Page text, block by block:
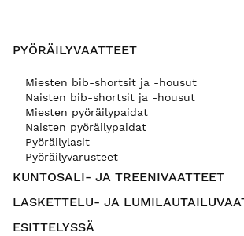
PYÖRÄILYVAATTEET
Miesten bib-shortsit ja -housut
Naisten bib-shortsit ja -housut
Miesten pyöräilypaidat
Naisten pyöräilypaidat
Pyöräilylasit
Pyöräilyvarusteet
KUNTOSALI- JA TREENIVAATTEET
LASKETTELU- JA
ESITTELYSSÄ